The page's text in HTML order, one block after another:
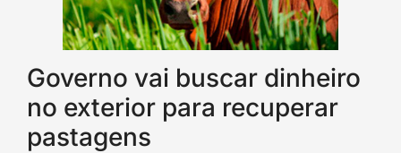
Governo vai buscar dinheiro
no exterior para recuperar
pastagens